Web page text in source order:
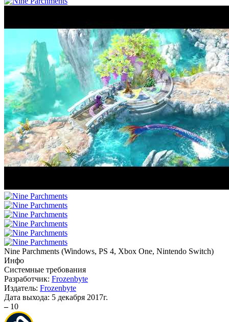
Nine Parchments (Windows, PS 4, Xbox One, Nintendo Switch)
Инфо
Системные требования
Разработчик: Frozenbyte
Издатель: Frozenbyte
Дата выхода: 5 декабря 2017г.
– 10